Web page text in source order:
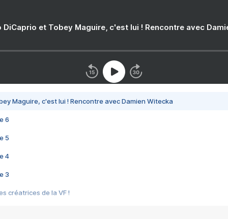
DiCaprio et Tobey Maguire, c'est lui ! Rencontre avec
Maguire, c'est lui ! Rencontre avec Damien Witecka
6
5
4
3
créatrices de la VF !